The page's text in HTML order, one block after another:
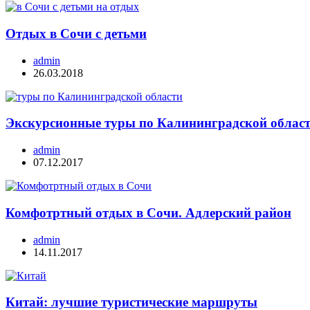
Отдых в Сочи с детьми
admin
26.03.2018
Экскурсионные туры по Калининградской
admin
07.12.2017
Комфотртный отдых в Сочи. Адлерский район
admin
14.11.2017
Китай: лучшие туристические маршруты